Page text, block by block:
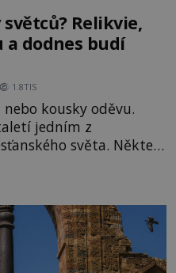
Relikvie,
dodnes budí
1.8TIS
kousky oděvu.
jedním z
světa. Některé
jiné provází
objevy. Jejich osudy
hodnotu. Nejsou